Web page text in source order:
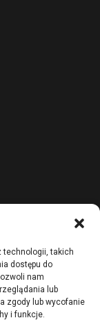
technologii, takich
dostępu do
nam
lub
zgody lub wycofanie
i funkcje.